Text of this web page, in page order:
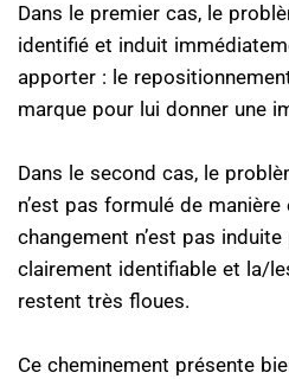
Dans le premier cas, le
identifié et induit
apporter : le
marque pour lui donner une
Dans le second cas, le
n’est pas formulé de
changement n’est pas
clairement identifiable et la/
restent très floues.
Ce cheminement présente